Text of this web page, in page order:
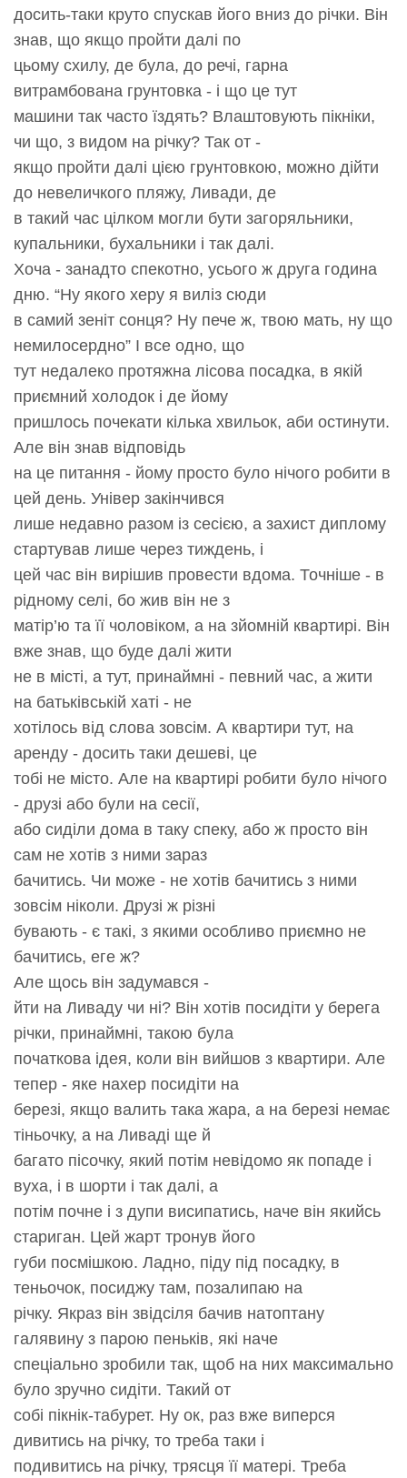
досить-таки круто спускав його вниз до річки. Він
знав, що якщо пройти далі по
цьому схилу, де була, до речі, гарна
витрамбована грунтовка - і що це тут
машини так часто їздять? Влаштовують пікніки,
чи що, з видом на річку? Так от -
якщо пройти далі цією грунтовкою, можно дійти
до невеличкого пляжу, Ливади, де
в такий час цілком могли бути загоряльники,
купальники, бухальники і так далі.
Хоча - занадто спекотно, усього ж друга година
дню. “Ну якого херу я виліз сюди
в самий зеніт сонця? Ну пече ж, твою мать, ну що
немилосердно” І все одно, що
тут недалеко протяжна лісова посадка, в якій
приємний холодок і де йому
пришлось почекати кілька хвильок, аби остинути.
Але він знав відповідь
на це питання - йому просто було нічого робити в
цей день. Універ закінчився
лише недавно разом із сесією, а захист диплому
стартував лише через тиждень, і
цей час він вирішив провести вдома. Точніше - в
рідному селі, бо жив він не з
матір’ю та її чоловіком, а на зйомній квартирі. Він
вже знав, що буде далі жити
не в місті, а тут, принаймні - певний час, а жити
на батьківській хаті - не
хотілось від слова зовсім. А квартири тут, на
аренду - досить таки дешеві, це
тобі не місто. Але на квартирі робити було нічого
- друзі або були на сесії,
або сиділи дома в таку спеку, або ж просто він
сам не хотів з ними зараз
бачитись. Чи може - не хотів бачитись з ними
зовсім ніколи. Друзі ж різні
бувають - є такі, з якими особливо приємно не
бачитись, еге ж?
Але щось він задумався -
йти на Ливаду чи ні? Він хотів посидіти у берега
річки, принаймні, такою була
початкова ідея, коли він вийшов з квартири. Але
тепер - яке нахер посидіти на
березі, якщо валить така жара, а на березі немає
тіньочку, а на Ливаді ще й
багато пісочку, який потім невідомо як попаде і
вуха, і в шорти і так далі, а
потім почне і з дупи висипатись, наче він якийсь
стариган. Цей жарт тронув його
губи посмішкою. Ладно, піду під посадку, в
теньочок, посиджу там, позалипаю на
річку. Якраз він звідсіля бачив натоптану
галявину з парою пеньків, які наче
спеціально зробили так, щоб на них максимально
було зручно сидіти. Такий от
собі пікнік-табурет. Ну ок, раз вже виперся
дивитись на річку, то треба таки і
подивитись на річку, трясця її матері. Треба